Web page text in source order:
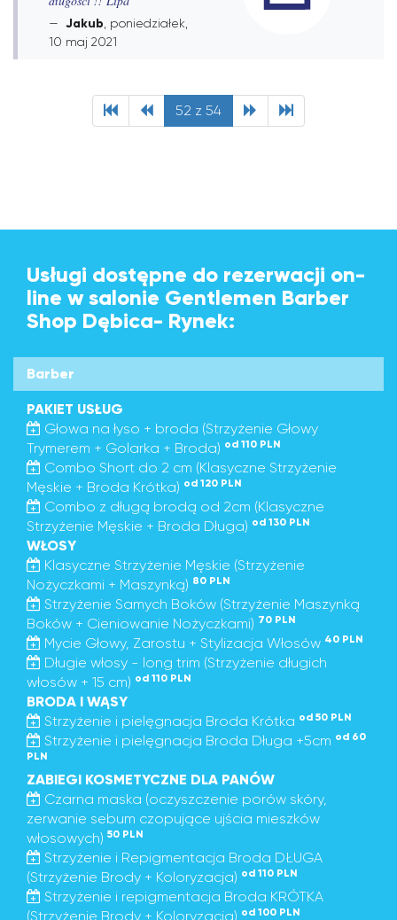
Jakub , poniedziałek,
10 maj 2021
52 z 54
Usługi dostępne do rezerwacji on-
line w salonie Gentlemen Barber
Shop Dębica- Rynek:
Barber
PAKIET USŁUG
Głowa na łyso + broda (Strzyżenie Głowy
Trymerem + Golarka + Broda) od 110 PLN
Combo Short do 2 cm (Klasyczne Strzyżenie
Męskie + Broda Krótka) od 120 PLN
Combo z długą brodą od 2cm (Klasyczne
Strzyżenie Męskie + Broda Długa) od 130 PLN
WŁOSY
Klasyczne Strzyżenie Męskie (Strzyżenie
Nożyczkami + Maszynką) 80 PLN
Strzyżenie Samych Boków (Strzyżenie Maszynką
Boków + Cieniowanie Nożyczkami) 70 PLN
Mycie Głowy, Zarostu + Stylizacja Włosów 40 PLN
Długie włosy - long trim (Strzyżenie długich
włosów + 15 cm) od 110 PLN
BRODA I WĄSY
Strzyżenie i pielęgnacja Broda Krótka od 50 PLN
Strzyżenie i pielęgnacja Broda Długa +5cm od 60
PLN
ZABIEGI KOSMETYCZNE DLA PANÓW
Czarna maska (oczyszczenie porów skóry,
zerwanie sebum czopujące ujścia mieszków
włosowych) 50 PLN
Strzyżenie i Repigmentacja Broda DŁUGA
(Strzyżenie Brody + Koloryzacja) od 110 PLN
Strzyżenie i repigmentacja Broda KRÓTKA
(Strzyżenie Brody + Koloryzacja) od 100 PLN